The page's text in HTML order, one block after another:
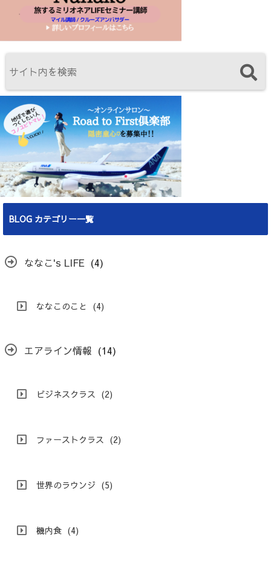
BLOG カテゴリー一覧
ななこ's LIFE (4)
ななこのこと (4)
エアライン情報 (14)
ビジネスクラス (2)
ファーストクラス (2)
世界のラウンジ (5)
機内食 (4)